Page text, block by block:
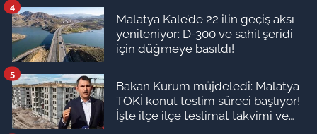
Malatya Kale’de 22 ilin geçiş aksı
yenileniyor: D-300 ve sahil şeridi
için düğmeye basıldı!
4
Bakan Kurum müjdeledi: Malatya
TOKİ konut teslim süreci başlıyor!
İşte ilçe ilçe teslimat takvimi ve
5